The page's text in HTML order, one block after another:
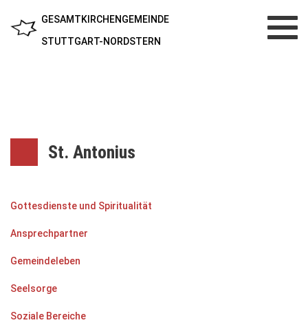
GESAMTKIRCHENGEMEINDE
STUTTGART-NORDSTERN
St. Antonius
Gottesdienste und Spiritualität
Ansprechpartner
Gemeindeleben
Seelsorge
Soziale Bereiche